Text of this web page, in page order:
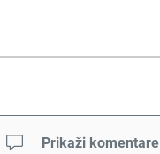
Prikaži komentare